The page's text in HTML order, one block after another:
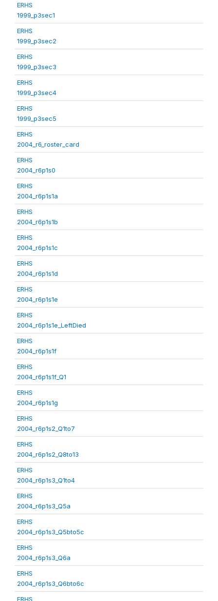
ERHS
1999_p3sec1
ERHS
1999_p3sec2
ERHS
1999_p3sec3
ERHS
1999_p3sec4
ERHS
1999_p3sec5
ERHS
2004_r6_roster_card
ERHS
2004_r6p1s0
ERHS
2004_r6p1s1a
ERHS
2004_r6p1s1b
ERHS
2004_r6p1s1c
ERHS
2004_r6p1s1d
ERHS
2004_r6p1s1e
ERHS
2004_r6p1s1e_LeftDied
ERHS
2004_r6p1s1f
ERHS
2004_r6p1s1f_Q1
ERHS
2004_r6p1s1g
ERHS
2004_r6p1s2_Q1to7
ERHS
2004_r6p1s2_Q8to13
ERHS
2004_r6p1s3_Q1to4
ERHS
2004_r6p1s3_Q5a
ERHS
2004_r6p1s3_Q5bto5c
ERHS
2004_r6p1s3_Q6a
ERHS
2004_r6p1s3_Q6bto6c
ERHS